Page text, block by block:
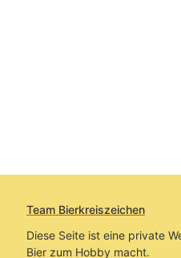
Team Bierkreiszeichen
Diese Seite ist eine private
Bier zum Hobby macht.